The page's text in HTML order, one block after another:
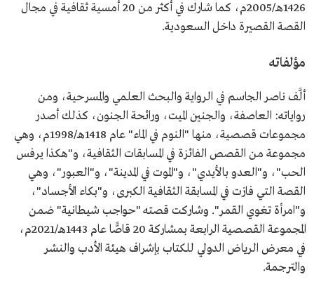
1426هـ/2005م، كما شارك في أكثر من 20 أمسية ثقافية في مجال
القصة القصيرة داخل السعودية.
مؤلفاته
ألَّف ناصر الجاسم في الرواية والبحث العلمي والمسرحية، ومن
رواياته: العاصفة، والجنين الميت، ورائحة الجنون، كذلك أصدر
مجموعات قصصية، منها "النوم في الماء" عام 1418هـ/1998م، وهي
مجموعة من القصص الفائزة في المسابقات الثقافية، و"هكذا يرفس
الحب"، و"العدو بالأيدي"، و"الموت في المدينة"، و"العبور"، وهي
القصة التي فازت في المسابقة الثقافية الكبرى، و"بكاء الأجساد"،
و"امرأة تغوي القمر". وشاركت قصته "حواجب شيطانية" ضمن
المجموعة القصصية الرابعة بمشاركة 20 قاصًّا عام 1443هـ/2021م،
في معرض الرياض الدولي للكتاب بإشراف هيئة الأدب والنشر
والترجمة.